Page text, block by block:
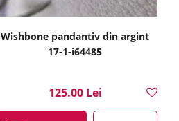
Wishbone pandantiv din argint
17-1-i64485
125.00 Lei